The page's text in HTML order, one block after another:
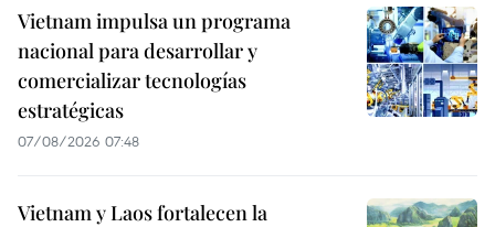
Vietnam impulsa un programa
nacional para desarrollar y
comercializar tecnologías
estratégicas
07/08/2026 07:48
Vietnam y Laos fortalecen la